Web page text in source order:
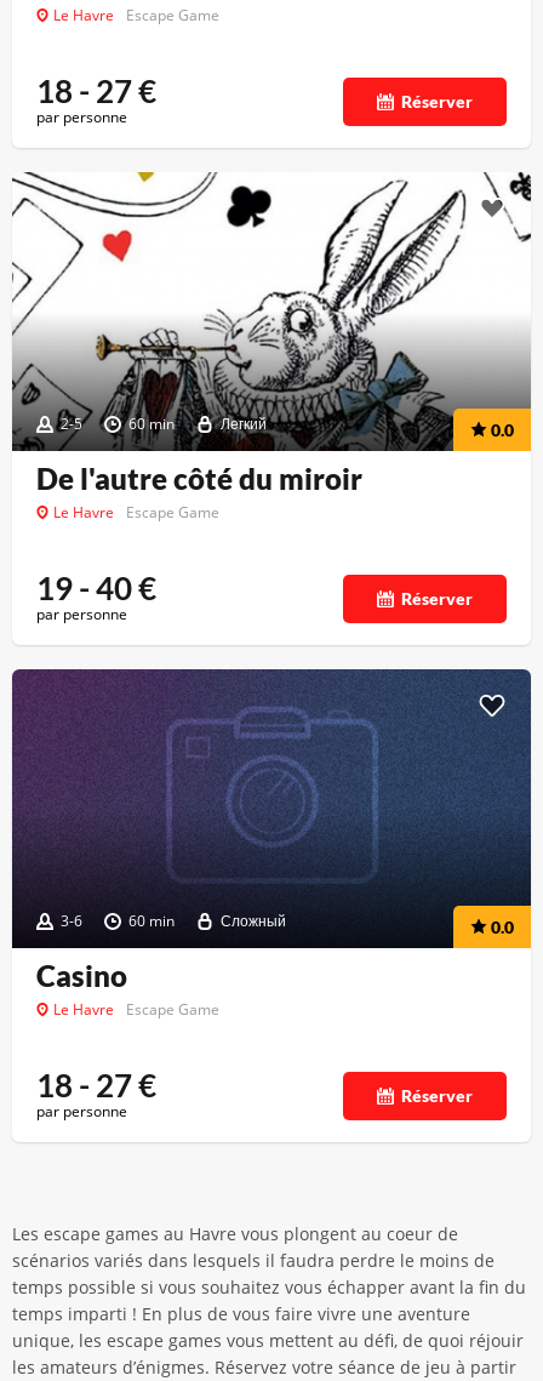
Le Havre Escape Game
18 - 27€
par personne
Réserver
2-5 60 min Легкий 0.0
De l'autre côté du miroir
Le Havre Escape Game
19 - 40€
par personne
Réserver
3-6 60 min Сложный 0.0
Casino
Le Havre Escape Game
18 - 27€
par personne
Réserver
Les escape games au Havre vous plongent au coeur de
scénarios variés dans lesquels il faudra perdre le moins de
temps possible si vous souhaitez vous échapper avant la fin du
temps imparti ! En plus de vous faire vivre une aventure
unique, les escape games vous mettent au défi, de quoi réjouir
les amateurs d’énigmes. Réservez votre séance de jeu à partir